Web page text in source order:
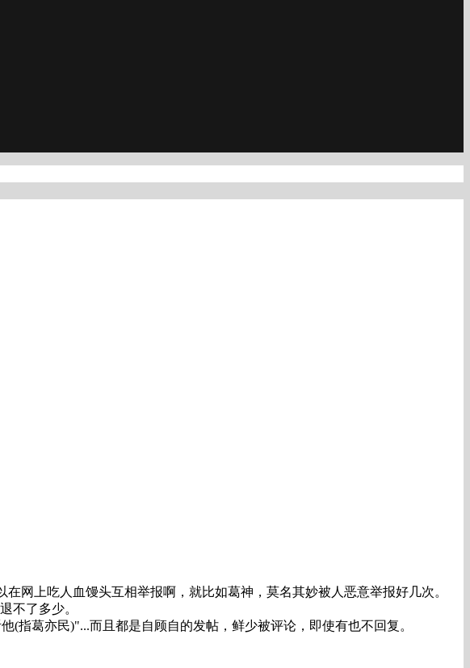
网上吃人血馒头互相举报啊，就比如葛神，莫名其妙被人恶意举报好几次。
不了多少。
指葛亦民)"...而且都是自顾自的发帖，鲜少被评论，即使有也不回复。